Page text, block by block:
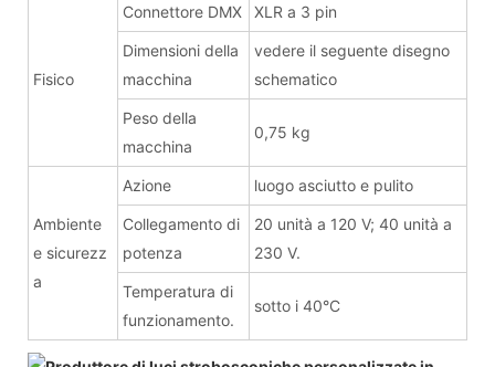
Fisico
Connettore DMX XLR a 3 pin
Dimensioni della
macchina
vedere il seguente disegno
schematico
Peso della
macchina
0,75 kg
Ambiente
e sicurezz
a
Azione luogo asciutto e pulito
Collegamento di
potenza
20 unità a 120 V; 40 unità a
230 V.
Temperatura di
funzionamento.
sotto i 40°C